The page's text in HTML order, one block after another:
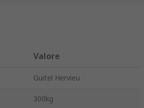
Valore
Guitel Hervieu
300kg